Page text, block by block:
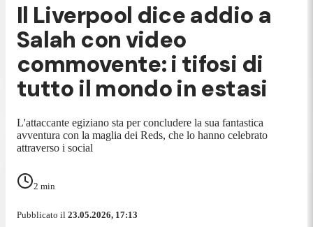
Il Liverpool dice addio a
Salah con video
commovente: i tifosi di
tutto il mondo in estasi
L'attaccante egiziano sta per concludere la sua fantastica
avventura con la maglia dei Reds, che lo hanno celebrato
attraverso i social
2 min
Pubblicato il 23.05.2026, 17:13